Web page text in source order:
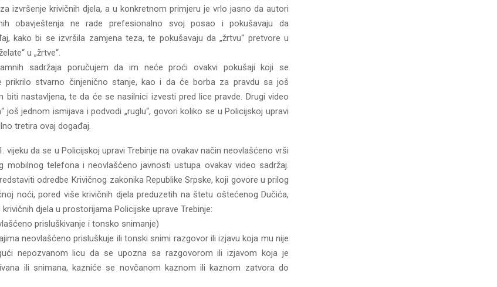
izvršenje krivičnih djela, a u konkretnom primjeru je vrlo jasno da autori
obavještenja ne rade prefesionalno svoj posao i pokušavaju da
kako bi se izvršila zamjena teza, te pokušavaju da „žrtvu“ pretvore u
u „žrtve“.
sadržaja poručujem da im neće proći ovakvi pokušaji koji se
prikrilo stvarno činjenično stanje, kao i da će borba za pravdu sa još
biti nastavljena, te da će se nasilnici izvesti pred lice pravde. Drugi video
još jednom ismijava i podvodi „ruglu“, govori koliko se u Policijskoj upravi
tretira ovaj događaj.
vijeku da se u Policijskoj upravi Trebinje na ovakav način neovlašćeno vrši
mobilnog telefona i neovlašćeno javnosti ustupa ovakav video sadržaj.
odredbe Кrivičnog zakonika Republike Srpske, koji govore u prilog
noći, pored više krivičnih djela preduzetih na štetu oštećenog Dučića,
djela u prostorijama Policijske uprave Trebinje:
prisluškivanje i tonsko snimanje)
neovlašćeno prisluškuje ili tonski snimi razgovor ili izjavu koja mu nije
nepozvanom licu da se upozna sa razgovorom ili izjavom koja je
ili snimana, kazniće se novčanom kaznom ili kaznom zatvora do